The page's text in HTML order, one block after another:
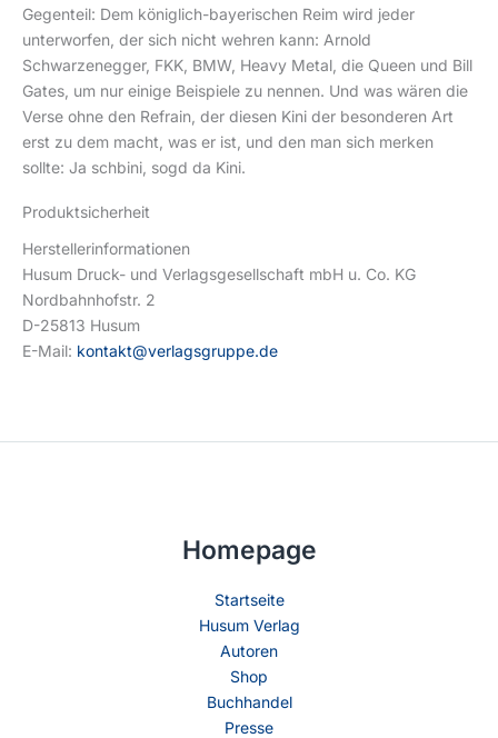
Gegenteil: Dem königlich-bayerischen Reim wird jeder
unterworfen, der sich nicht wehren kann: Arnold
Schwarzenegger, FKK, BMW, Heavy Metal, die Queen und Bill
Gates, um nur einige Beispiele zu nennen. Und was wären die
Verse ohne den Refrain, der diesen Kini der besonderen Art
erst zu dem macht, was er ist, und den man sich merken
sollte: Ja schbini, sogd da Kini.
Produktsicherheit
Herstellerinformationen
Husum Druck- und Verlagsgesellschaft mbH u. Co. KG
Nordbahnhofstr. 2
D-25813 Husum
E-Mail: kontakt@verlagsgruppe.de
Homepage
Startseite
Husum Verlag
Autoren
Shop
Buchhandel
Presse